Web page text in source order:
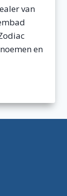
van
en